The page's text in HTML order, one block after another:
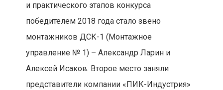
и практического этапов конкурса
победителем 2018 года стало звено
монтажников ДСК-1 (Монтажное
управление № 1) – Александр Ларин и
Алексей Исаков. Второе место заняли
представители компании «ПИК-Индустрия»